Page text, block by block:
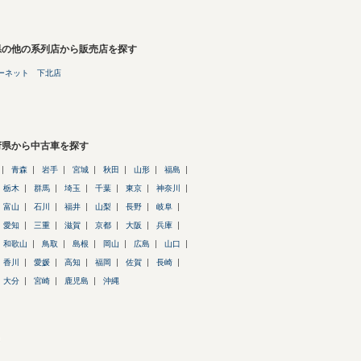
他の系列店から販売店を探す
ネット 下北店
から中古車を探す
青森 岩手 宮城 秋田 山形 福島
栃木 群馬 埼玉 千葉 東京 神奈川
富山 石川 福井 山梨 長野 岐阜
愛知 三重 滋賀 京都 大阪 兵庫
和歌山 鳥取 島根 岡山 広島 山口
香川 愛媛 高知 福岡 佐賀 長崎
大分 宮崎 鹿児島 沖縄